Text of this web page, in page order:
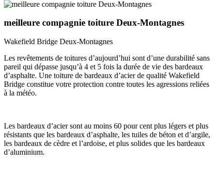
meilleure compagnie toiture Deux-Montagnes
Wakefield Bridge Deux-Montagnes
Les revêtements de toitures d’aujourd’hui sont d’une durabilité sans
pareil qui dépasse jusqu’à 4 et 5 fois la durée de vie des bardeaux
d’asphalte. Une toiture de bardeaux d’acier de qualité Wakefield
Bridge constitue votre protection contre toutes les agressions reliées
à la météo.
Les bardeaux d’acier sont au moins 60 pour cent plus légers et plus
résistants que les bardeaux d’asphalte, les tuiles de béton et d’argile,
les bardeaux de cèdre et l’ardoise, et plus solides que les bardeaux
d’aluminium.